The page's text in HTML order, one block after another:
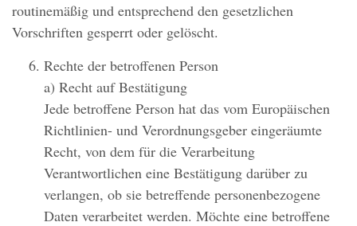
routinemäßig und entsprechend den gesetzlichen
Vorschriften gesperrt oder gelöscht.
Rechte der betroffenen Person
a) Recht auf Bestätigung
Jede betroffene Person hat das vom Europäischen
Richtlinien- und Verordnungsgeber eingeräumte
Recht, von dem für die Verarbeitung
Verantwortlichen eine Bestätigung darüber zu
verlangen, ob sie betreffende personenbezogene
Daten verarbeitet werden. Möchte eine betroffene